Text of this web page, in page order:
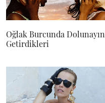
Oğlak Burcunda Dolunayın
Getirdikleri